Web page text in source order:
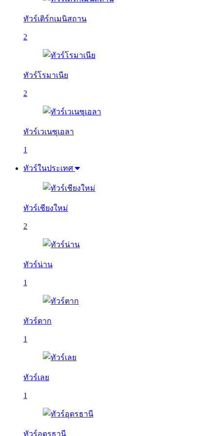
ทัวร์เติร์กเมนิสถาน
2
ทัวร์โรมาเนีย
2
ทัวร์เวเนซุเอลา
1
ทัวร์ในประเทศ
ทัวร์เชียงใหม่
2
ทัวร์น่าน
1
ทัวร์ตาก
1
ทัวร์เลย
1
ทัวร์อุดรธานี